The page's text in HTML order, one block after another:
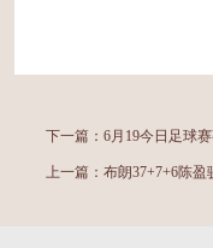
下一篇： 6月19今日足球
上一篇： 布朗37+7+6陈盈